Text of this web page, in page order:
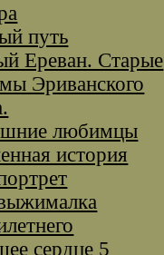
путь
Ереван. Старые
Эриванского
любимцы
история
сердце 5